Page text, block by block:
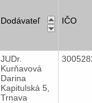
Dodávateľ IČO
JUDr.
Kurňavová
Darina
Kapitulská 5,
Trnava